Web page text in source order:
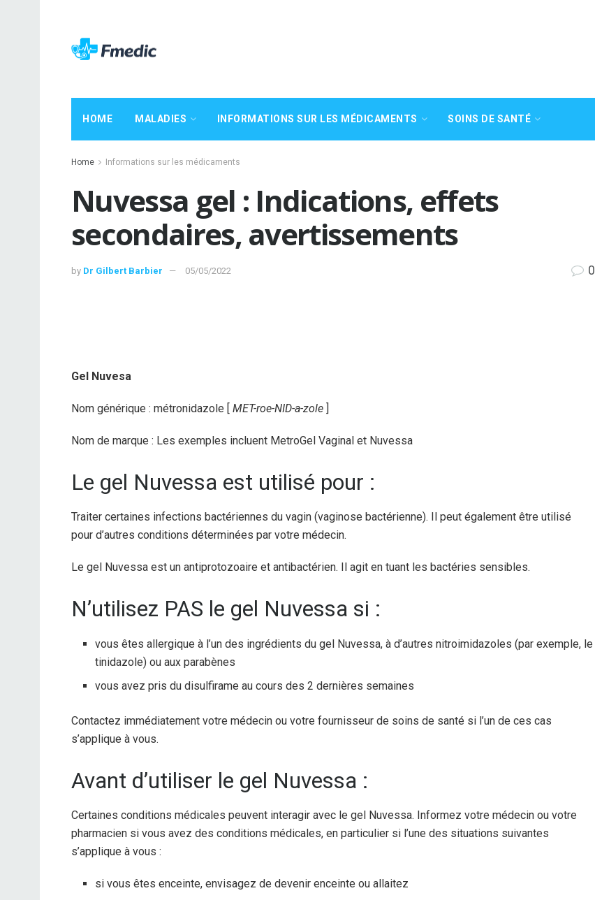
HOME MALADIES INFORMATIONS SUR LES MÉDICAMENTS SOINS DE SANTÉ
Home Informations sur les médicaments
Nuvessa gel : Indications, effets
secondaires, avertissements
by Dr Gilbert Barbier 05/05/2022 0
Gel Nuvesa
Nom générique : métronidazole [ MET-roe-NID-a-zole ]
Nom de marque : Les exemples incluent MetroGel Vaginal et Nuvessa
Le gel Nuvessa est utilisé pour :
Traiter certaines infections bactériennes du vagin (vaginose bactérienne). Il peut également être utilisé
pour d’autres conditions déterminées par votre médecin.
Le gel Nuvessa est un antiprotozoaire et antibactérien. Il agit en tuant les bactéries sensibles.
N’utilisez PAS le gel Nuvessa si :
vous êtes allergique à l’un des ingrédients du gel Nuvessa, à d’autres nitroimidazoles (par exemple, le
tinidazole) ou aux parabènes
vous avez pris du disulfirame au cours des 2 dernières semaines
Contactez immédiatement votre médecin ou votre fournisseur de soins de santé si l’un de ces cas
s’applique à vous.
Avant d’utiliser le gel Nuvessa :
Certaines conditions médicales peuvent interagir avec le gel Nuvessa. Informez votre médecin ou votre
pharmacien si vous avez des conditions médicales, en particulier si l’une des situations suivantes
s’applique à vous :
si vous êtes enceinte, envisagez de devenir enceinte ou allaitez